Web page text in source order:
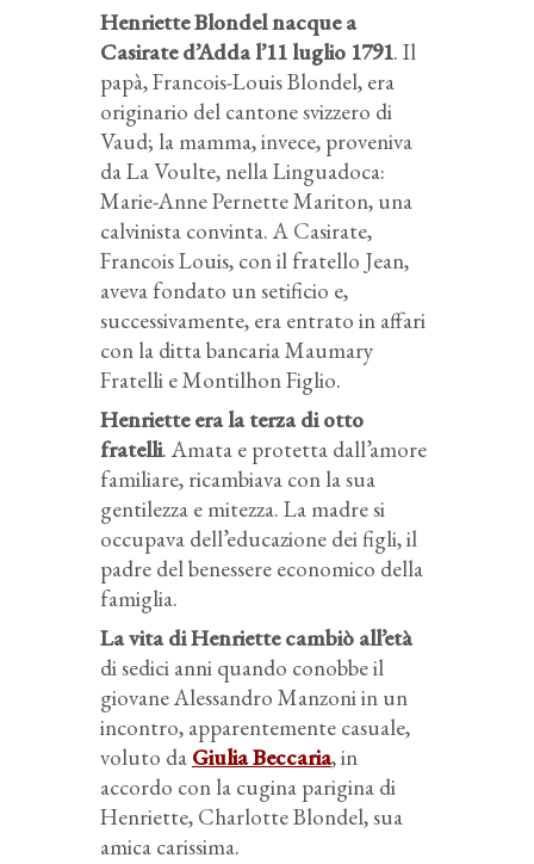
Henriette Blondel nacque a
Casirate d’Adda l’11 luglio 1791. Il
papà, Francois-Louis Blondel, era
originario del cantone svizzero di
Vaud; la mamma, invece, proveniva
da La Voulte, nella Linguadoca:
Marie-Anne Pernette Mariton, una
calvinista convinta. A Casirate,
Francois Louis, con il fratello Jean,
aveva fondato un setificio e,
successivamente, era entrato in affari
con la ditta bancaria Maumary
Fratelli e Montilhon Figlio.
Henriette era la terza di otto
fratelli. Amata e protetta dall’amore
familiare, ricambiava con la sua
gentilezza e mitezza. La madre si
occupava dell’educazione dei figli, il
padre del benessere economico della
famiglia.
La vita di Henriette cambiò all’età
di sedici anni quando conobbe il
giovane Alessandro Manzoni in un
incontro, apparentemente casuale,
voluto da Giulia Beccaria, in
accordo con la cugina parigina di
Henriette, Charlotte Blondel, sua
amica carissima.